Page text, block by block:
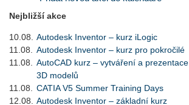
Nejbližší akce
10.08.
Autodesk Inventor – kurz iLogic
11.08.
Autodesk Inventor – kurz pro pokročilé
11.08.
AutoCAD kurz – vytváření a prezentace
3D modelů
11.08.
CATIA V5 Summer Training Days
12.08.
Autodesk Inventor – základní kurz